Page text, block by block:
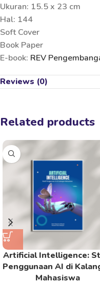
Ukuran: 15.5 x 23 cm
Hal: 144
Soft Cover
Book Paper
E-book: REV
Reviews (0)
Related products
Artificial Intelligence:
Penggunaan AI di
Mahasiswa